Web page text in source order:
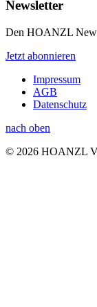
Newsletter
Den HOANZL
Jetzt abonnieren
Impressum
AGB
Datenschutz
nach oben
© 2026 HOANZL